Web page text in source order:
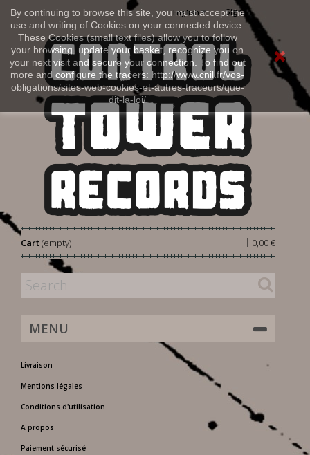
By continuing to browse this site, you must accept the
use and writing of Cookies on your connected device.
These Cookies (small text files) allow you to follow
your browsing, update your basket, recognize you on
your next visit and secure your connection. To find out
more and configure the tracers: http://www.cnil.fr/vos-
obligations/sites-web-cookies-et-autres-traceurs/que-
dit-la-loi/
Sign in
English
Cart 0,00 €
|
(empty)
MENU
Livraison
Mentions légales
Conditions d'utilisation
A propos
Paiement sécurisé